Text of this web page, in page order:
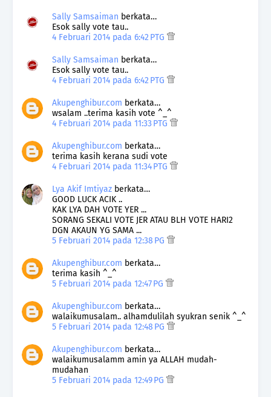
Sally Samsaiman berkata…
Esok sally vote tau..
4 Februari 2014 pada 6:42 PTG
Sally Samsaiman berkata…
Esok sally vote tau..
4 Februari 2014 pada 6:42 PTG
Akupenghibur.com berkata…
wsalam ..terima kasih vote ^_^
4 Februari 2014 pada 11:33 PTG
Akupenghibur.com berkata…
terima kasih kerana sudi vote
4 Februari 2014 pada 11:34 PTG
Lya Akif Imtiyaz berkata…
GOOD LUCK ACIK ..
KAK LYA DAH VOTE YER ...
SORANG SEKALI VOTE JER ATAU BLH VOTE HARI2
DGN AKAUN YG SAMA ...
5 Februari 2014 pada 12:38 PG
Akupenghibur.com berkata…
terima kasih ^_^
5 Februari 2014 pada 12:47 PG
Akupenghibur.com berkata…
walaikumusalam.. alhamdulilah syukran senik ^_^
5 Februari 2014 pada 12:48 PG
Akupenghibur.com berkata…
walaikumusalamm amin ya ALLAH mudah-
mudahan
5 Februari 2014 pada 12:49 PG